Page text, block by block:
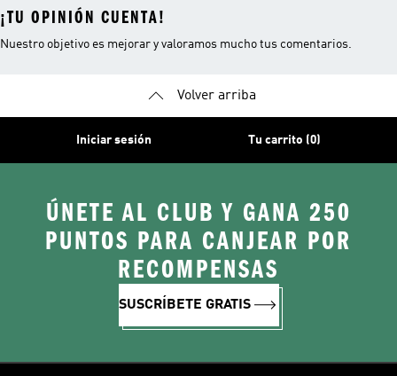
¡TU OPINIÓN CUENTA!
Nuestro objetivo es mejorar y valoramos mucho tus comentarios.
Volver arriba
Iniciar sesión Tu carrito (0)
ÚNETE AL CLUB Y GANA 250
PUNTOS PARA CANJEAR POR
RECOMPENSAS
SUSCRÍBETE GRATIS